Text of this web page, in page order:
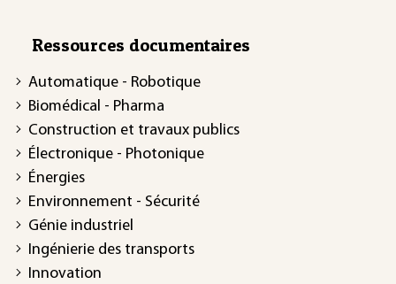
Ressources documentaires
Automatique - Robotique
Biomédical - Pharma
Construction et travaux publics
Électronique - Photonique
Énergies
Environnement - Sécurité
Génie industriel
Ingénierie des transports
Innovation